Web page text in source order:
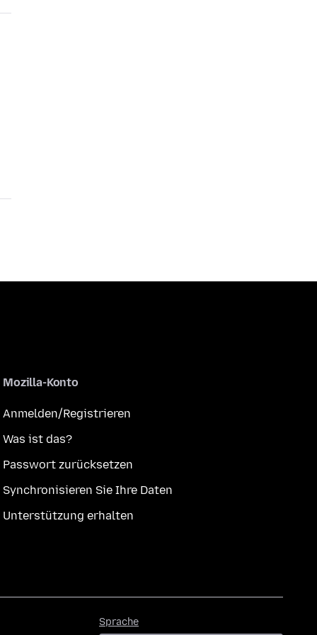
Mozilla-Konto
Anmelden/Registrieren
Was ist das?
Passwort zurücksetzen
Synchronisieren Sie Ihre Daten
Unterstützung erhalten
Sprache